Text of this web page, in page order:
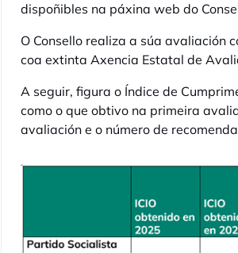
dispoñibles na páxina web do
O Consello realiza a súa avaliación
coa extinta Axencia Estatal de
A seguir, figura o Índice de
como o que obtivo na primeira
avaliación e o número de